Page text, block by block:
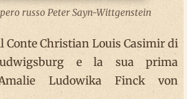
russo Peter Sayn-Wittgenstein
Conte Christian Louis Casimir di
Ludwigsburg e la sua prima
Ludowika Finck von